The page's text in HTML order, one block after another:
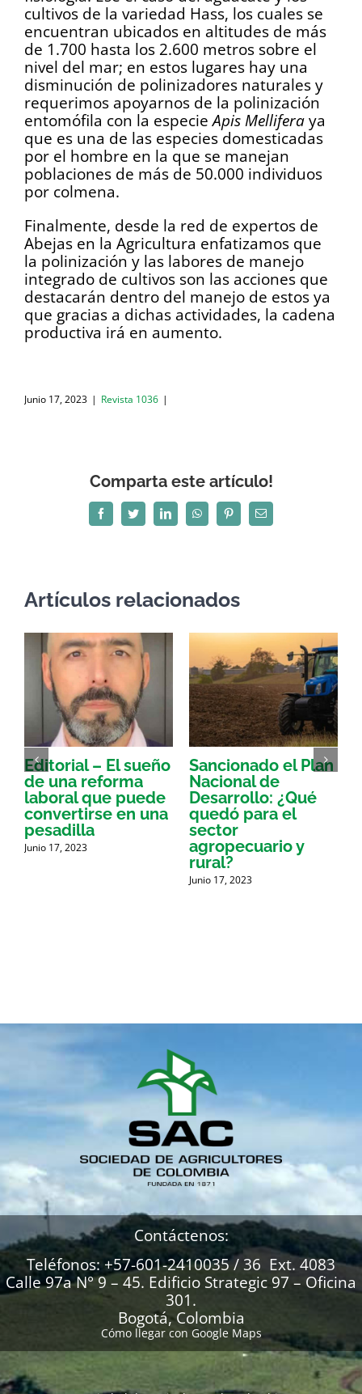
cultivos de la variedad Hass, los cuales se
encuentran ubicados en altitudes de más
de 1.700 hasta los 2.600 metros sobre el
nivel del mar; en estos lugares hay una
disminución de polinizadores naturales y
requerimos apoyarnos de la polinización
entomófila con la especieApis Mellifera ya
que es una de las especies domesticadas
por el hombre en la que se manejan
poblaciones de más de 50.000 individuos
por colmena.
Finalmente, desde la red de expertos de
Abejas en la Agricultura enfatizamos que
la polinización y las labores de manejo
integrado de cultivos son las acciones que
destacarán dentro del manejo de estos ya
que gracias a dichas actividades, la cadena
productiva irá en aumento.
Junio 17, 2023 | Revista 1036 |
Comparta este artículo!
FacebookTwitterLinkedInWhatsAppPinterestCorreo
electrónico
Artículos relacionados
Editorial – El sueño
de una reforma
laboral que puede
convertirse en una
pesadilla
Junio 17, 2023
Sancionado el Plan
Nacional de
Desarrollo: ¿Qué
quedó para el
sector
agropecuario y
rural?
Junio 17, 2023
Contáctenos:
Teléfonos: +57-601-2410035 / 36 Ext. 4083
Calle 97a N° 9 – 45. Edificio Strategic 97 – Oficina
301.
Bogotá, Colombia
Cómo llegar con Google Maps